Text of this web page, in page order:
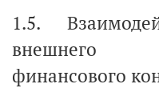
1.5.
внешнего
финансового